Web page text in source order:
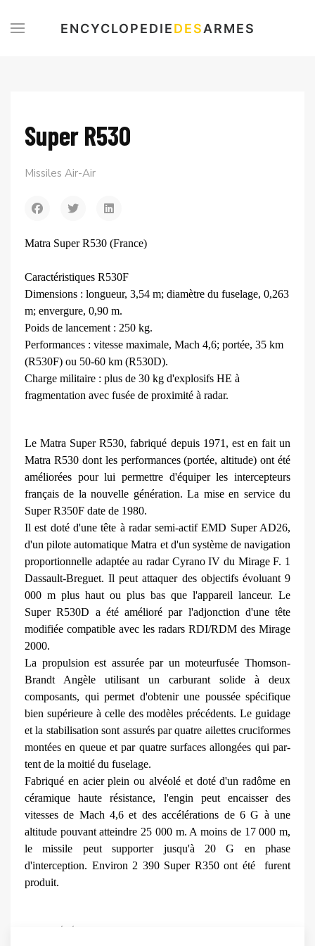
ENCYCLOPEDIEDESARMES
Super R530
Missiles Air-Air
Matra Super R530 (France)
Caractéristiques R530F
Dimensions : longueur, 3,54 m; diamètre du fuselage, 0,263
m; envergure, 0,90 m.
Poids de lancement : 250 kg.
Performances : vitesse maximale, Mach 4,6; portée, 35 km
(R530F) ou 50-60 km (R530D).
Charge militaire : plus de 30 kg d'explosifs HE à
fragmentation avec fusée de proximité à radar.
Le Matra Super R530, fabriqué depuis 1971, est en fait un
Matra R530 dont les performances (portée, altitude) ont été
améliorées pour lui permettre d'équiper les intercep­teurs
français de la nouvelle géné­ration. La mise en service du
Super R350F date de 1980.
Il est doté d'une tête à radar semi-actif EMD Super AD26,
d'un pilote automati­que Matra et d'un système de navi­gation
proportionnelle adaptée au radar Cyrano IV du Mirage F. 1
Dassault-Breguet. Il peut attaquer des objectifs évoluant 9
000 m plus haut ou plus bas que l'appareil lan­ceur. Le
Super R530D a été amé­lioré par l'adjonction d'une tête
modifiée compatible avec les radars RDI/RDM des Mirage
2000.
La pro­pulsion est assurée par un moteur­fusée Thomson-
Brandt Angèle utili­sant un carburant solide à deux
composants, qui permet d'obtenir une poussée spécifique
bien supé­rieure à celle des modèles précé­dents. Le guidage
et la stabilisation sont assurés par quatre ailettes cru­ciformes
montées en queue et par quatre surfaces allongées qui par­
tent de la moitié du fuselage.
Fabri­qué en acier plein ou alvéolé et doté d'un radôme en
céramique haute résistance, l'engin peut encaisser des
vitesses de Mach 4,6 et des accélérations de 6 G à une
altitude pouvant atteindre 25 000 m. A moins de 17 000 m,
le missile peut supporter jusqu'à 20 G en phase
d'interception. Environ 2 390 Super R350 ont été furent
produit.
Article précédent : R550 Magic
Précédent